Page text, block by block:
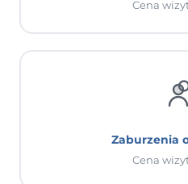
Cena
Zaburzenia
Cena